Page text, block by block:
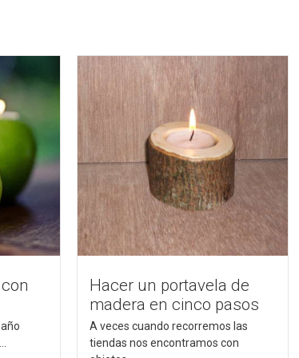
Hacer un portavela de
madera en cinco pasos
A veces cuando recorremos las
tiendas nos encontramos con